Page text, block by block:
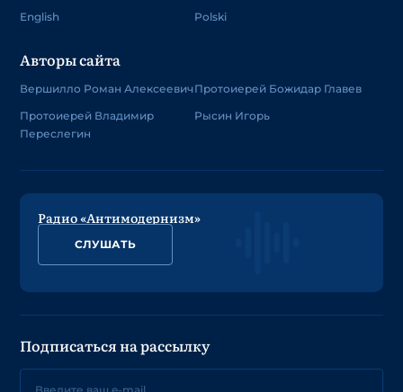
English
Polski
Авторы сайта
Вершилло Роман Алексеевич
Протоиерей Владимир
Переслегин
Протоиерей Божидар Главев
Рысин Игорь
Радио «Антимодернизм»
СЛУШАТЬ
Подписаться на рассылку